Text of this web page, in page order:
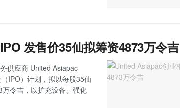
发售价35仙拟筹资4873万令吉
供应商 United Asiapac
IPO）计划，拟以每股35仙
令吉，以扩充设备、强化